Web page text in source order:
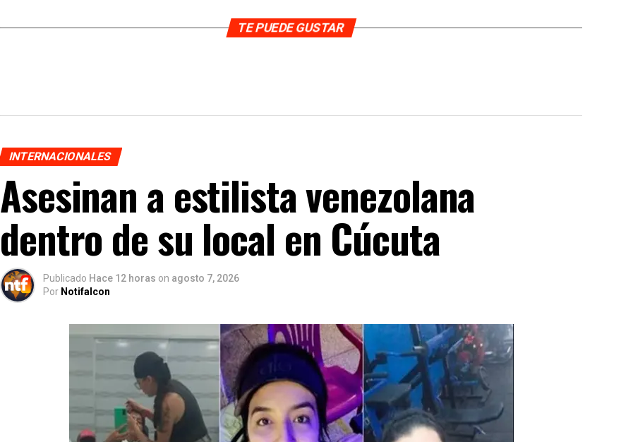
TE PUEDE GUSTAR
INTERNACIONALES
Asesinan a estilista venezolana
dentro de su local en Cúcuta
Publicado Hace 12 horas on agosto 7, 2026
Por Notifalcon